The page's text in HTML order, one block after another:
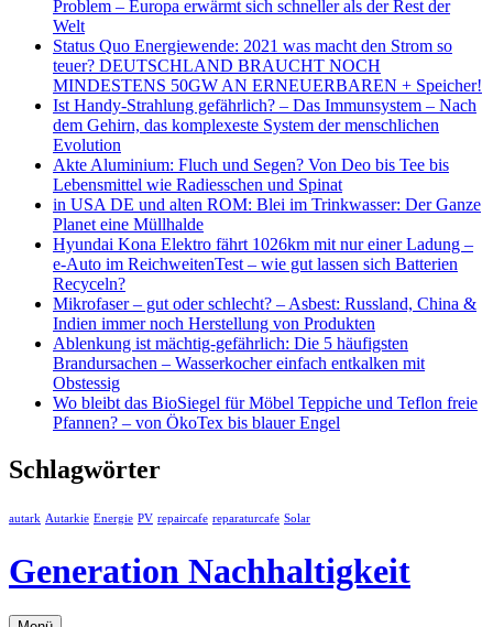
Problem – Europa erwärmt sich schneller als der Rest der
Welt
Status Quo Energiewende: 2021 was macht den Strom so
teuer? DEUTSCHLAND BRAUCHT NOCH
MINDESTENS 50GW AN ERNEUERBAREN + Speicher!
Ist Handy-Strahlung gefährlich? – Das Immunsystem – Nach
dem Gehirn, das komplexeste System der menschlichen
Evolution
Akte Aluminium: Fluch und Segen? Von Deo bis Tee bis
Lebensmittel wie Radiesschen und Spinat
in USA DE und alten ROM: Blei im Trinkwasser: Der Ganze
Planet eine Müllhalde
Hyundai Kona Elektro fährt 1026km mit nur einer Ladung –
e-Auto im ReichweitenTest – wie gut lassen sich Batterien
Recyceln?
Mikrofaser – gut oder schlecht? – Asbest: Russland, China &
Indien immer noch Herstellung von Produkten
Ablenkung ist mächtig-gefährlich: Die 5 häufigsten
Brandursachen – Wasserkocher einfach entkalken mit
Obstessig
Wo bleibt das BioSiegel für Möbel Teppiche und Teflon freie
Pfannen? – von ÖkoTex bis blauer Engel
Schlagwörter
autark Autarkie Energie PV repaircafe reparaturcafe Solar
Generation Nachhaltigkeit